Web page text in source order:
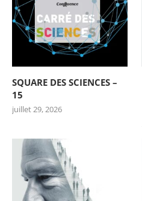
SQUARE DES SCIENCES –
15
juillet 29, 2026